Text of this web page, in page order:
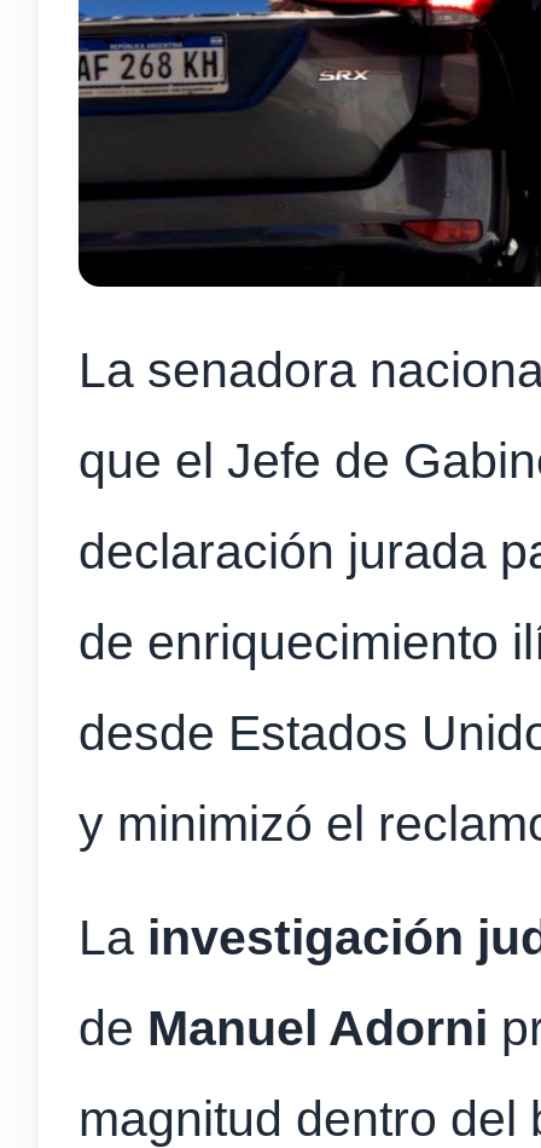
La senadora
que el Jefe de
declaración jurada
de enriquecimiento
desde Estados
y minimizó el
La investigación
de Manuel Adorni
magnitud dentro del